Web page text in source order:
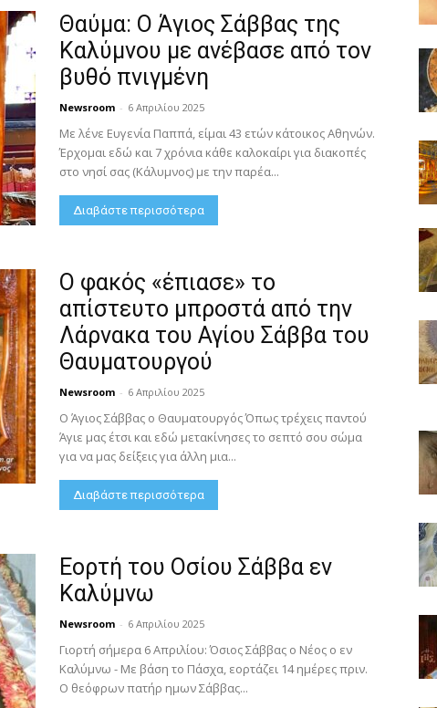
Θαύμα: Ο Άγιος Σάββας της
Καλύμνου με ανέβασε από τον
βυθό πνιγμένη
Newsroom - 6 Απριλίου 2025
Με λένε Ευγενία Παππά, είμαι 43 ετών κάτοικος Αθηνών.
Έρχομαι εδώ και 7 χρόνια κάθε καλοκαίρι για διακοπές
στο νησί σας (Κάλυμνος) με την παρέα...
Διαβάστε περισσότερα
Ο φακός «έπιασε» το
απίστευτο μπροστά από την
Λάρνακα του Αγίου Σάββα του
Θαυματουργού
Newsroom - 6 Απριλίου 2025
Ο Άγιος Σάββας ο Θαυματουργός Όπως τρέχεις παντού
Άγιε μας έτσι και εδώ μετακίνησες το σεπτό σου σώμα
για να μας δείξεις για άλλη μια...
Διαβάστε περισσότερα
Εορτή του Οσίου Σάββα εν
Καλύμνω
Newsroom - 6 Απριλίου 2025
Γιορτή σήμερα 6 Απριλίου: Όσιος Σάββας ο Νέος ο εν
Καλύμνω - Με βάση το Πάσχα, εορτάζει 14 ημέρες πριν.
Ο θεόφρων πατήρ ημων Σάββας...